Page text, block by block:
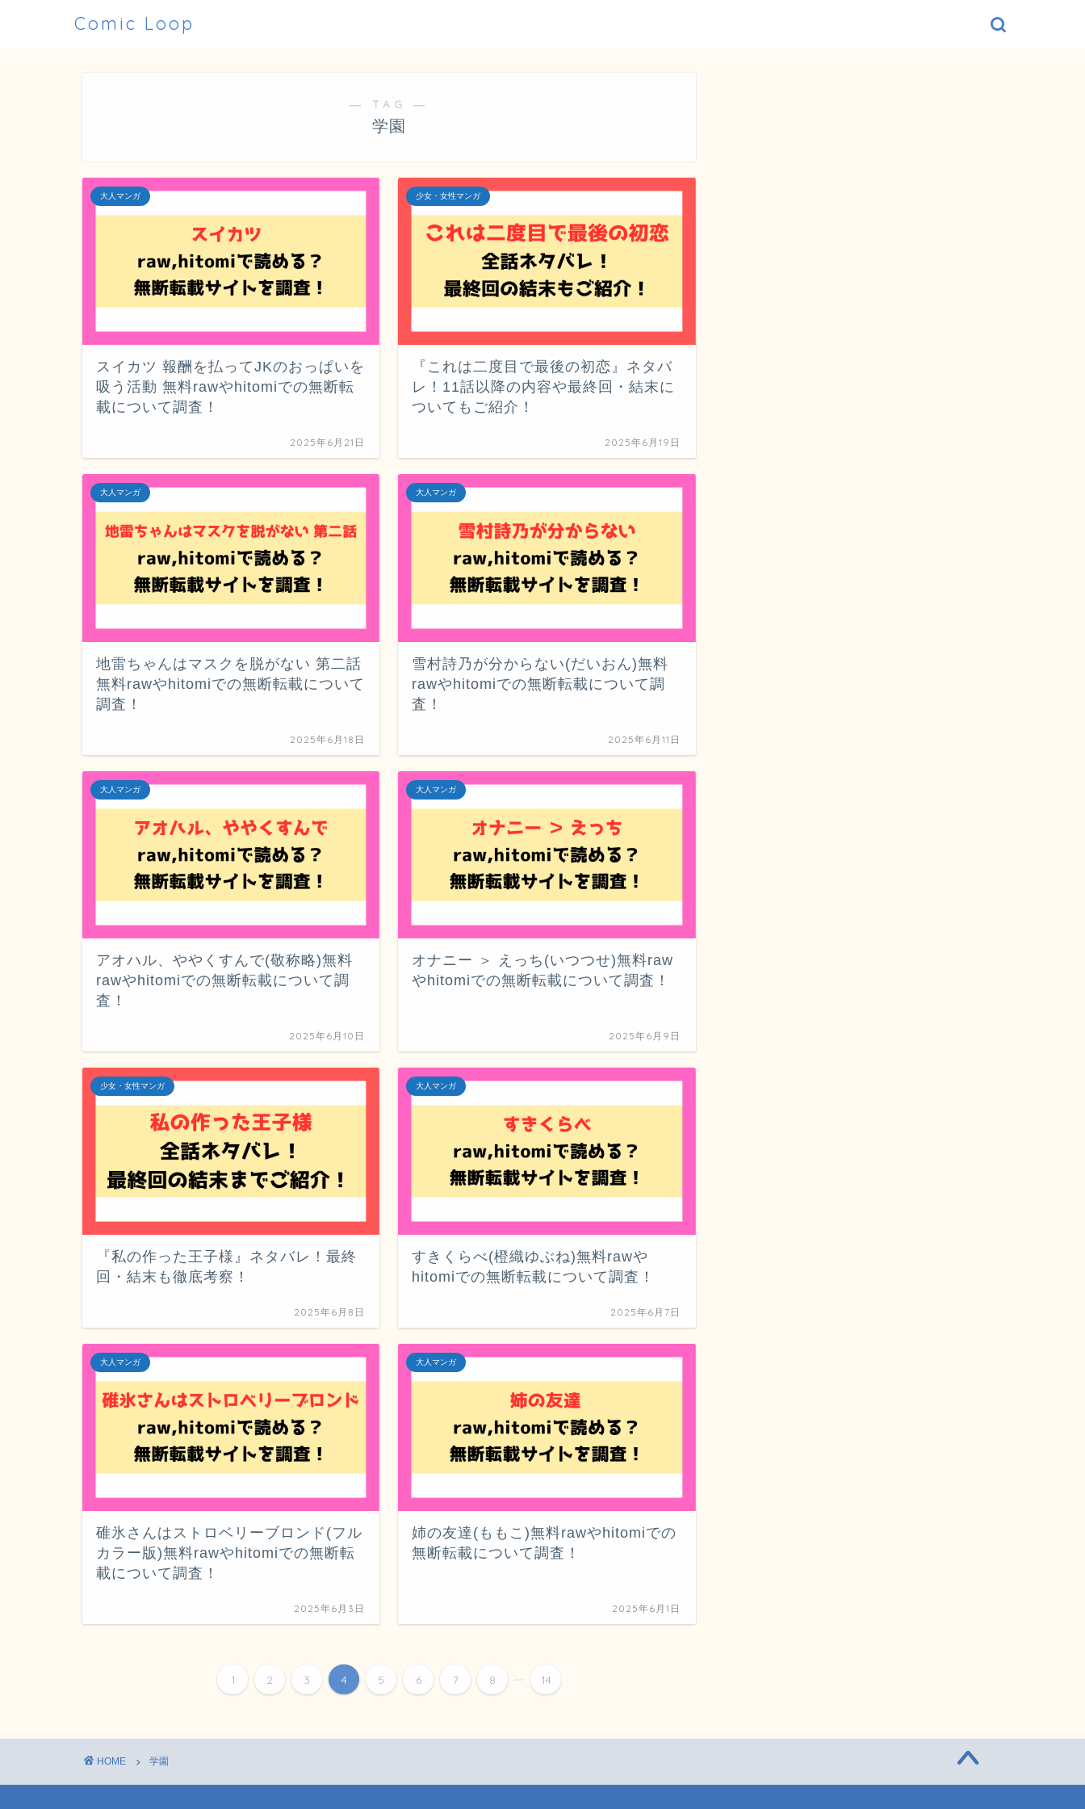
Comic Loop
― TAG ―
学園
大人マンガ
スイカツ 報酬を払ってJKのおっぱいを
吸う活動 無料rawやhitomiでの無断転
載について調査！
2025年6月21日
少女・女性マンガ
『これは二度目で最後の初恋』ネタバ
レ！11話以降の内容や最終回・結末に
ついてもご紹介！
2025年6月19日
大人マンガ
地雷ちゃんはマスクを脱がない 第二話
無料rawやhitomiでの無断転載について
調査！
2025年6月18日
大人マンガ
雪村詩乃が分からない(だいおん)無料
rawやhitomiでの無断転載について調
査！
2025年6月11日
大人マンガ
アオハル、ややくすんで(敬称略)無料
rawやhitomiでの無断転載について調
査！
2025年6月10日
大人マンガ
オナニー ＞ えっち(いつつせ)無料raw
やhitomiでの無断転載について調査！
2025年6月9日
少女・女性マンガ
『私の作った王子様』ネタバレ！最終
回・結末も徹底考察！
2025年6月8日
大人マンガ
すきくらべ(橙織ゆぶね)無料rawや
hitomiでの無断転載について調査！
2025年6月7日
大人マンガ
碓氷さんはストロベリーブロンド(フル
カラー版)無料rawやhitomiでの無断転
載について調査！
2025年6月3日
大人マンガ
姉の友達(ももこ)無料rawやhitomiでの
無断転載について調査！
2025年6月1日
1 2 3 4 5 6 7 8 ... 14
HOME 学園